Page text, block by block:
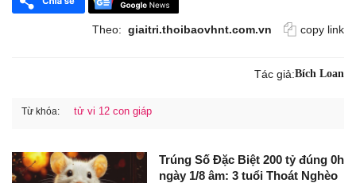
Theo: giaitri.thoibaovhnt.com.vn copy link
Tác giả:Bích Loan
Từ khóa: tử vi 12 con giáp
Trúng Số Đặc Biệt 200 tỷ đúng 0h
ngày 1/8 âm: 3 tuổi Thoát Nghèo